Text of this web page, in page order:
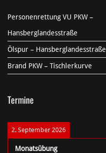
Personenrettung VU PKW –
Hansberglandesstraße
Ölspur – Hansberglandesstraße
Brand PKW – Tischlerkurve
Termine
2. September 2026
Monatsübung